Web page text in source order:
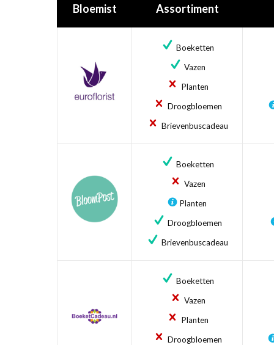
Bloemist Assortiment
Boeketten
Vazen
Planten
Droogbloemen
Brievenbuscadeau
Boeketten
Vazen
Planten
Droogbloemen
Brievenbuscadeau
Boeketten
Vazen
Planten
Droogbloemen